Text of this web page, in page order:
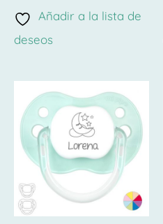
de
5
Añadir a la lista de
deseos